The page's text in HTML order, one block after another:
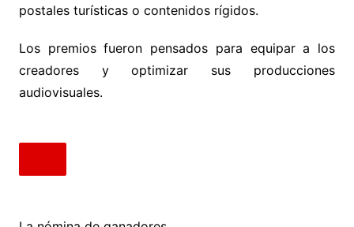
postales turísticas o contenidos rígidos.
Los premios fueron pensados para equipar a los
creadores y optimizar sus producciones
audiovisuales.